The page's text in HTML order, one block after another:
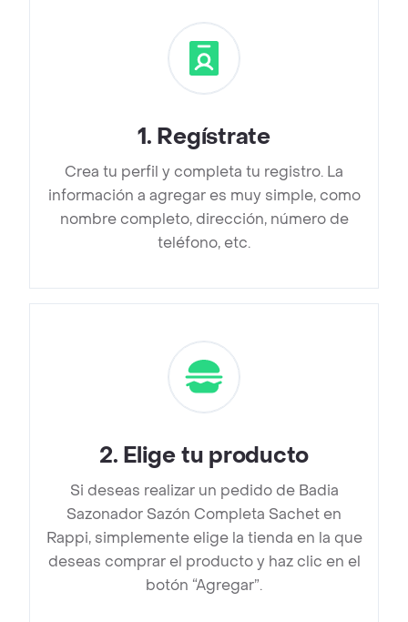
1. Regístrate
Crea tu perfil y completa tu registro. La
información a agregar es muy simple, como
nombre completo, dirección, número de
teléfono, etc.
2. Elige tu producto
Si deseas realizar un pedido de Badia
Sazonador Sazón Completa Sachet en
Rappi, simplemente elige la tienda en la que
deseas comprar el producto y haz clic en el
botón “Agregar”.